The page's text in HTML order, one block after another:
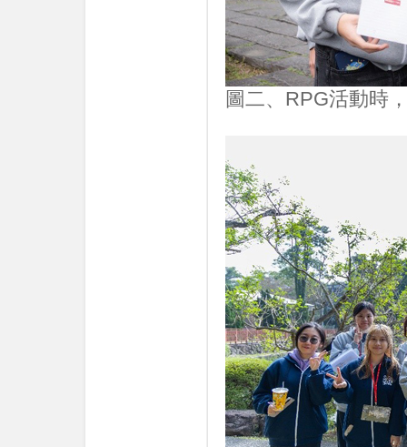
圖二、RPG活動時